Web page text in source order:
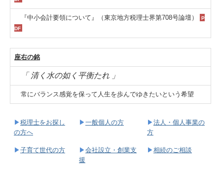
『中小会計要領について』（東京地方税理士界第708号論壇）
P
DF
座右の銘
「 清く水の如く平衡たれ 」
常にバランス感覚を保って人生を歩んでゆきたいという希望
▶税理士をお探し
の方へ
▶一般個人の方 ▶法人・個人事業の
方
▶子育て世代の方 ▶会社設立・創業支
援
▶相続のご相談